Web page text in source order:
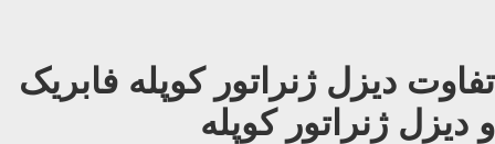
تفاوت دیزل ژنراتور کوپله فابریک
و دیزل ژنراتور کوپله